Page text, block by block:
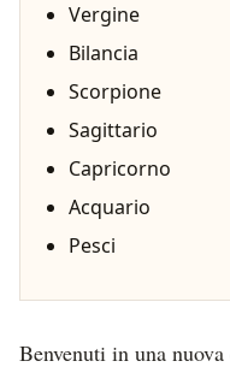
Vergine
Bilancia
Scorpione
Sagittario
Capricorno
Acquario
Pesci
Benvenuti in una